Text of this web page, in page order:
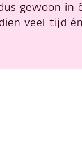
gewoon in
veel tijd